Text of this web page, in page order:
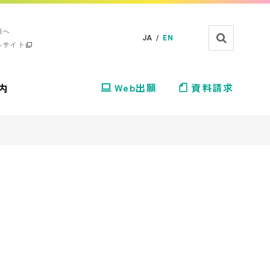
イト
JA / EN
Web出願 資料請求